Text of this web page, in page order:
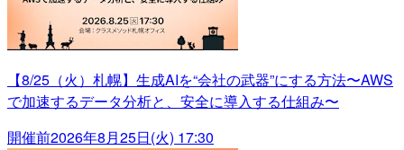
【8/25（火）札幌】生成AIを“会社の武器”にする方法〜AWS
で加速するデータ分析と、安全に導入する仕組み〜
開催前2026年8月25日(火) 17:30